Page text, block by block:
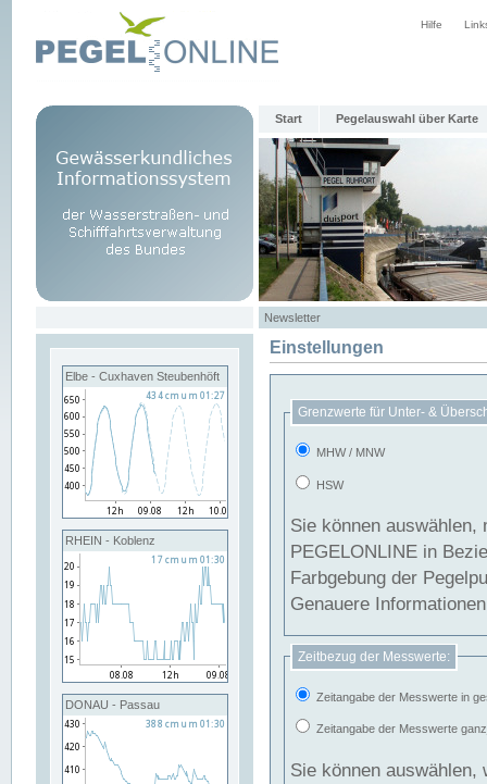
Hilfe
Start Pegelauswahl über Karte
Newsletter
Elbe - Cuxhaven Steubenhöft
RHEIN - Koblenz
DONAU - Passau
Einstellungen
Grenzwerte für Unter- &
MHW / MNW
HSW
Sie können
PEGELONLINE in Beziehung
Farbgebung der
Genauere
Zeitbezug der Messwerte:
Zeitangabe der Messwerte in
Zeitangabe der Messwerte
Sie können auswählen,